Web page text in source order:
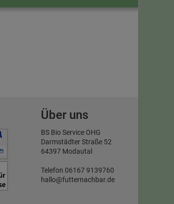
Über uns
BS Bio Service OHG
Darmstädter Straße 52
64397 Modautal
Telefon 06167 9139760
hallo@futternachbar.de